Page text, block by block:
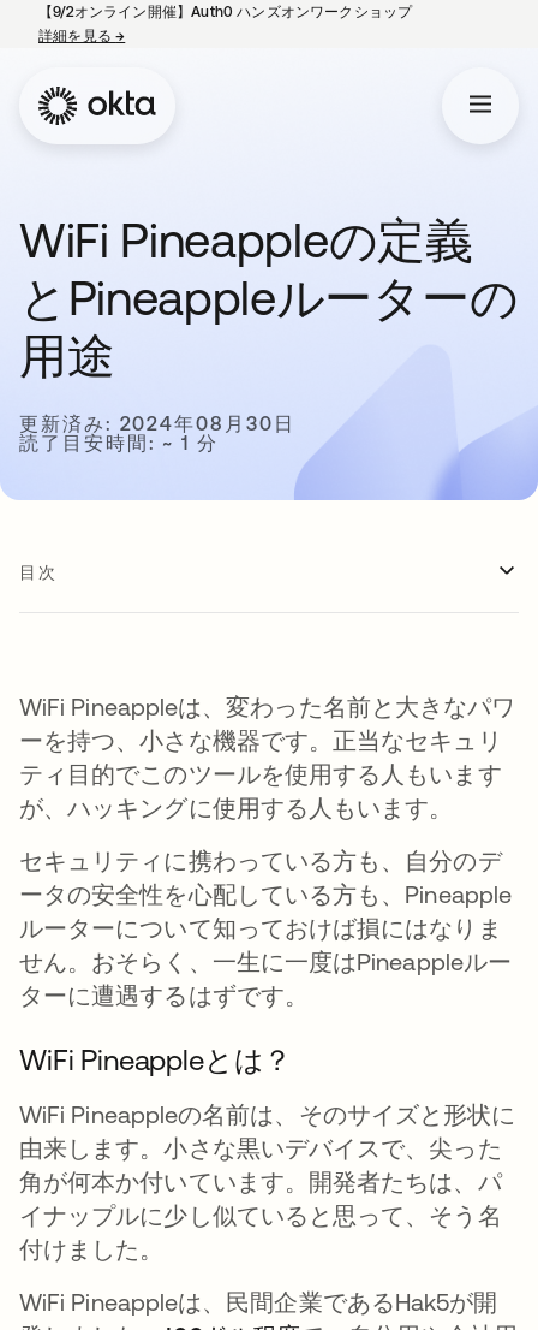
【9/2オンライン開催】Auth0 ハンズオンワークショップ
詳細を見る→
WiFi Pineappleの定義
とPineappleルーターの
用途
更新済み: 2024年08月30日
読了目安時間: ~ 1 分
目次
WiFi Pineappleは、変わった名前と大きなパワ
ーを持つ、小さな機器です。正当なセキュリ
ティ目的でこのツールを使用する人もいます
が、ハッキングに使用する人もいます。
セキュリティに携わっている方も、自分のデ
ータの安全性を心配している方も、Pineapple
ルーターについて知っておけば損にはなりま
せん。おそらく、一生に一度はPineappleルー
ターに遭遇するはずです。
WiFi Pineappleとは？
WiFi Pineappleの名前は、そのサイズと形状に
由来します。小さな黒いデバイスで、尖った
角が何本か付いています。開発者たちは、パ
イナップルに少し似ていると思って、そう名
付けました。
WiFi Pineappleは、民間企業であるHak5が開